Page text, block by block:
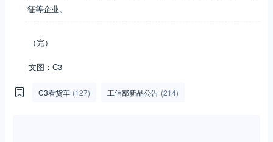
征等企业。
（完）
文图：C3
C3看货车 (127) 工信部新品公告 (214)